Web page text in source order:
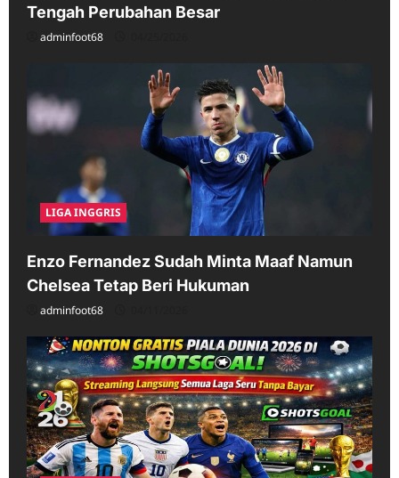
Tengah Perubahan Besar
adminfoot68
LIGA INGGRIS
Enzo Fernandez Sudah Minta Maaf Namun
Chelsea Tetap Beri Hukuman
adminfoot68